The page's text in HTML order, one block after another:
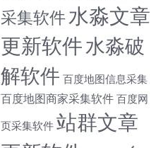
采集软件水淼文章
更新软件水淼破
解软件 百度地图信息采集
百度地图商家采集软件 百度网
页采集软件 站群文章